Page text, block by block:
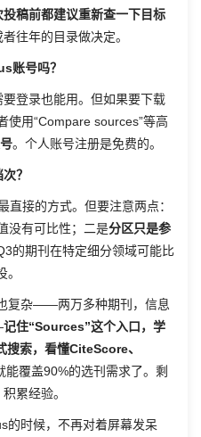
投稿前都建议重新查一下目标
往年的目录做决定。
账号吗？
登录也能用。但如果要下载
使用“Compare sources”等高
。个人账号注册是免费的。
？
接的方式。但要注意两点：
没有可比性；二是分区只是参
的期刊在特定细分领域可能比
复杂——两万多种期刊，信息
记住“Sources”这个入口，学
搜索，看懂CiteScore、
能覆盖90%的选刊需求了。剩
累经验。
的时候，不再对着屏幕发呆